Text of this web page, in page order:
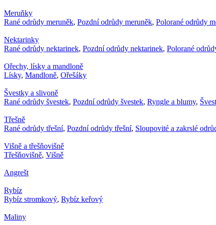
Meruňky
Rané odrůdy meruněk, Pozdní odrůdy meruněk, Polorané odrůdy
Nektarinky
Rané odrůdy nektarinek, Pozdní odrůdy nektarinek, Polorané
Ořechy, lísky a mandloně
Lísky, Mandloně, Ořešáky
Švestky a slivoně
Rané odrůdy švestek, Pozdní odrůdy švestek, Ryngle a blumy,
Třešně
Rané odrůdy třešní, Pozdní odrůdy třešní, Sloupovité a zakrslé
Višně a třešňovišně
Třešňovišně, Višně
Angrešt
Rybíz
Rybíz stromkový, Rybíz keřový
Maliny